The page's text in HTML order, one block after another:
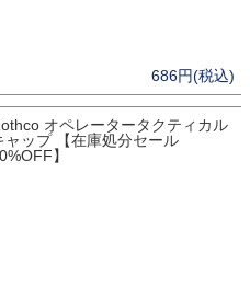
686円(税込)
オペレータータクティカル
ャップ 【在庫処分セール
】